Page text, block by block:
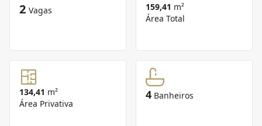
2 Vagas 159,41 m²
Área Total
134,41 m²
Área Privativa
4 Banheiros